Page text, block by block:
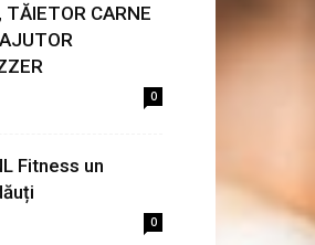
TĂIETOR CARNE
0
Fitness un
0